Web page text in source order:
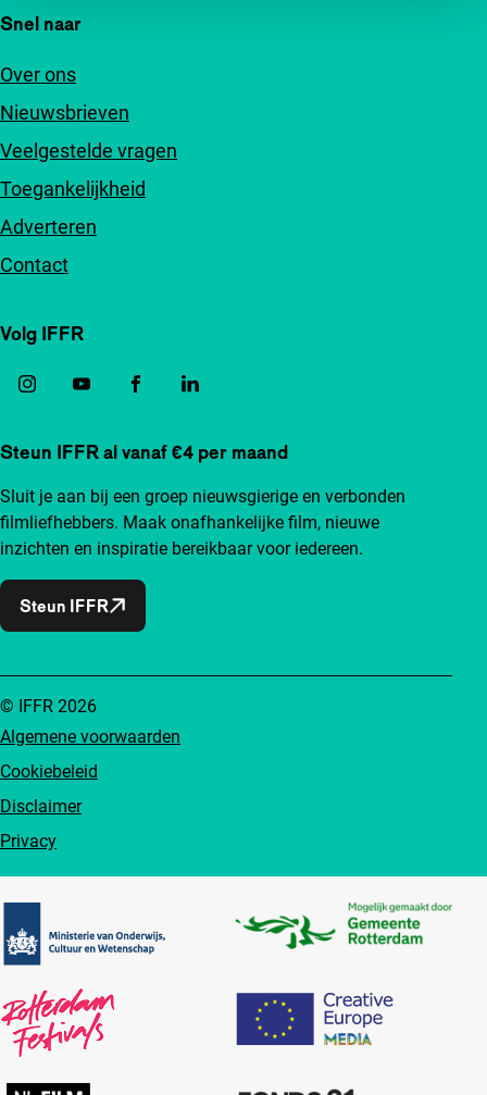
Snel naar
Over ons
Nieuwsbrieven
Veelgestelde vragen
Toegankelijkheid
Adverteren
Contact
Volg IFFR
Steun IFFR al vanaf €4 per maand
Sluit je aan bij een groep nieuwsgierige en verbonden
filmliefhebbers. Maak onafhankelijke film, nieuwe
inzichten en inspiratie bereikbaar voor iedereen.
Steun IFFR
Algemene voorwaarden
Cookiebeleid
Disclaimer
Privacy
© IFFR 2026